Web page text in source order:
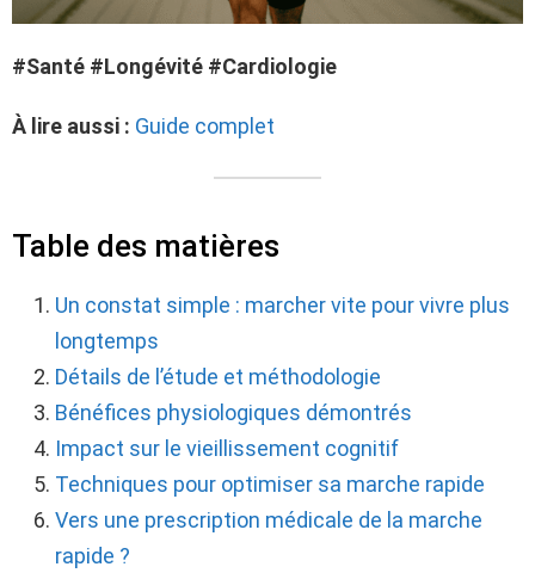
#Santé #Longévité #Cardiologie
À lire aussi : Guide complet
Table des matières
Un constat simple : marcher vite pour vivre plus
longtemps
Détails de l’étude et méthodologie
Bénéfices physiologiques démontrés
Impact sur le vieillissement cognitif
Techniques pour optimiser sa marche rapide
Vers une prescription médicale de la marche
rapide ?